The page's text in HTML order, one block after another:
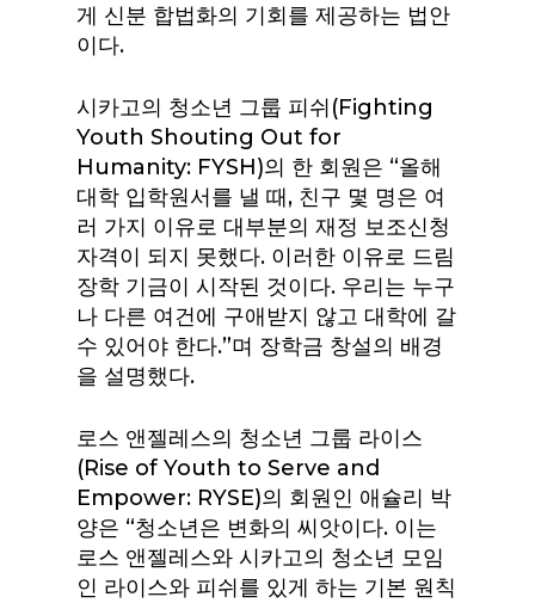
게 신분 합법화의 기회를 제공하는 법안
이다.
시카고의 청소년 그룹 피쉬(Fighting
Youth Shouting Out for
Humanity: FYSH)의 한 회원은 “올해
대학 입학원서를 낼 때, 친구 몇 명은 여
러 가지 이유로 대부분의 재정 보조신청
자격이 되지 못했다. 이러한 이유로 드림
장학 기금이 시작된 것이다. 우리는 누구
나 다른 여건에 구애받지 않고 대학에 갈
수 있어야 한다.”며 장학금 창설의 배경
을 설명했다.
로스 앤젤레스의 청소년 그룹 라이스
(Rise of Youth to Serve and
Empower: RYSE)의 회원인 애슐리 박
양은 “청소년은 변화의 씨앗이다. 이는
로스 앤젤레스와 시카고의 청소년 모임
인 라이스와 피쉬를 있게 하는 기본 원칙